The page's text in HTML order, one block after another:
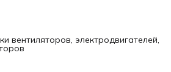
вентиляторов, электродвигателей,